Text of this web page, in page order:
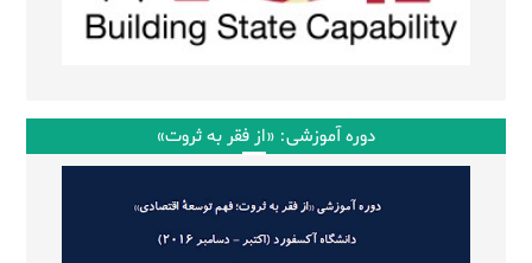
دوره آموزشی: «از فقر به ثروت»